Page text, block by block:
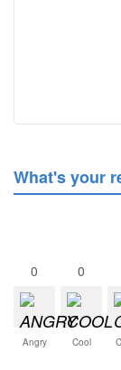
What's your
0
Angry
0
Cool